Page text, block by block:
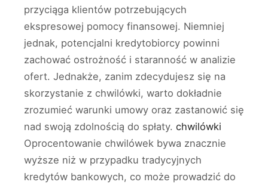
przyciąga klientów potrzebujących
ekspresowej pomocy finansowej. Niemniej
jednak, potencjalni kredytobiorcy powinni
zachować ostrożność i staranność w analizie
ofert. Jednakże, zanim zdecydujesz się na
skorzystanie z chwilówki, warto dokładnie
zrozumieć warunki umowy oraz zastanowić się
nad swoją zdolnością do spłaty. chwilówki
Oprocentowanie chwilówek bywa znacznie
wyższe niż w przypadku tradycyjnych
kredytów bankowych, co może prowadzić do